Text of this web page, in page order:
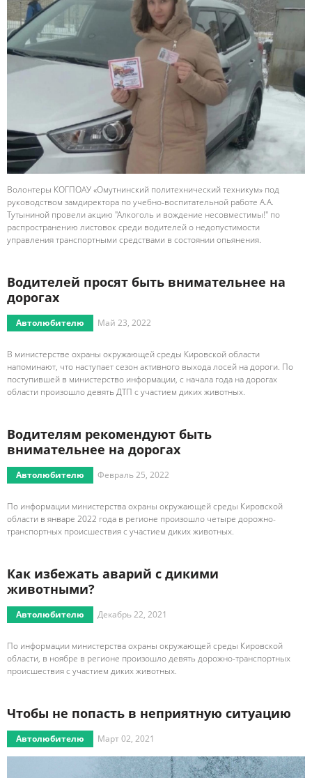
Волонтеры КОГПОАУ «Омутнинский политехнический техникум» под
руководством замдиректора по учебно-воспитательной работе А.А.
Тутыниной провели акцию "Алкоголь и вождение несовместимы!" по
распространению листовок среди водителей о недопустимости
управления транспортными средствами в состоянии опьянения.
Водителей просят быть внимательнее на
дорогах
Автолюбителю Май 23, 2022
В министерстве охраны окружающей среды Кировской области
напоминают, что наступает сезон активного выхода лосей на дороги. По
поступившей в министерство информации, с начала года на дорогах
области произошло девять ДТП с участием диких животных.
Водителям рекомендуют быть
внимательнее на дорогах
Автолюбителю Февраль 25, 2022
По информации министерства охраны окружающей среды Кировской
области в январе 2022 года в регионе произошло четыре дорожно-
транспортных происшествия с участием диких животных.
Как избежать аварий с дикими
животными?
Автолюбителю Декабрь 22, 2021
По информации министерства охраны окружающей среды Кировской
области, в ноябре в регионе произошло девять дорожно-транспортных
происшествия с участием диких животных.
Чтобы не попасть в неприятную ситуацию
Автолюбителю Март 02, 2021